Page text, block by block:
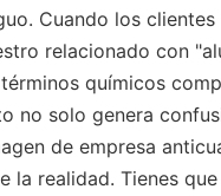
Cuando los clientes
relacionado con
químicos
no solo genera
de empresa
la realidad. Tienes